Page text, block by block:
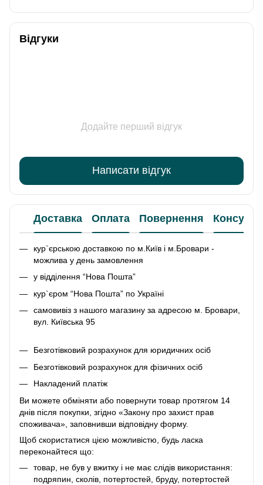
Відгуки
Додайте перший відгук
Написати відгук
Доставка Оплата Повернення
кур`єрською доставкою по м.Київ і м.Бровари -
можлива у день замовлення
у відділення “Нова Пошта”
кур`єром “Нова Пошта” по Україні
самовивіз з нашого магазину за адресою м. Бровари,
вул. Київська 95
Безготівковий розрахунок для юридичних осіб
Безготівковий розрахунок для фізичних осіб
Накладений платіж
Ви можете обміняти або повернути товар протягом 14
днів після покупки, згідно «Закону про захист прав
споживача», заповнивши відповідну форму.
Щоб скористатися цією можливістю, будь ласка
переконайтеся що:
товар, не був у вжитку і не має слідів використання:
подряпин, сколів, потертостей, бруду, потертостей